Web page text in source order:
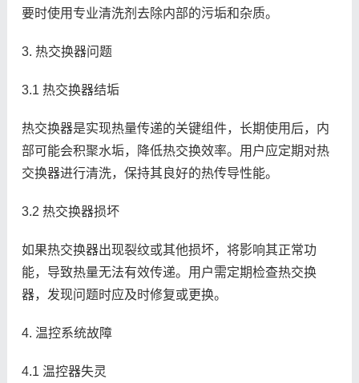
要时使用专业清洗剂去除内部的污垢和杂质。
3. 热交换器问题
3.1 热交换器结垢
热交换器是实现热量传递的关键组件，长期使用后，内
部可能会积聚水垢，降低热交换效率。用户应定期对热
交换器进行清洗，保持其良好的热传导性能。
3.2 热交换器损坏
如果热交换器出现裂纹或其他损坏，将影响其正常功
能，导致热量无法有效传递。用户需定期检查热交换
器，发现问题时应及时修复或更换。
4. 温控系统故障
4.1 温控器失灵